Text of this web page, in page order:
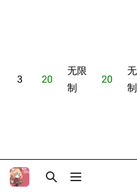
打开/关闭搜索
打开/关闭菜单
馆
Naval
未登录用户的IP地址会在进
页
3 20
无限
制
20
制
EX-6 舰队决战